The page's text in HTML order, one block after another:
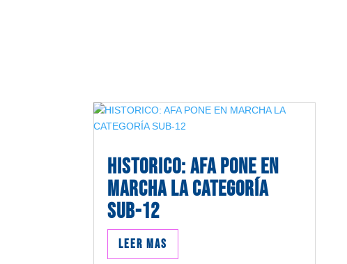
HISTORICO: AFA PONE EN
MARCHA LA CATEGORÍA
SUB-12
Leer mas